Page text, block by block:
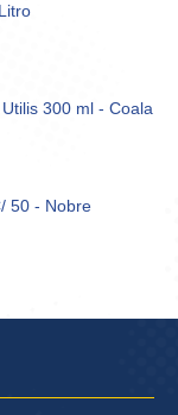
300 ml - Coala
50 - Nobre